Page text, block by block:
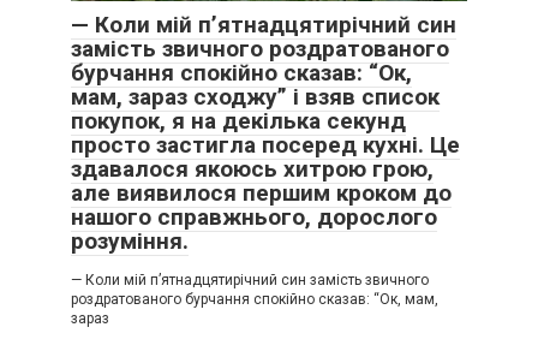
— Коли мій п’ятнадцятирічний син
замість звичного роздратованого
бурчання спокійно сказав: “Ок,
мам, зараз сходжу” і взяв список
покупок, я на декілька секунд
просто застигла посеред кухні. Це
здавалося якоюсь хитрою грою,
але виявилося першим кроком до
нашого справжнього, дорослого
розуміння.
— Коли мій п’ятнадцятирічний син замість звичного
роздратованого бурчання спокійно сказав: “Ок, мам,
зараз